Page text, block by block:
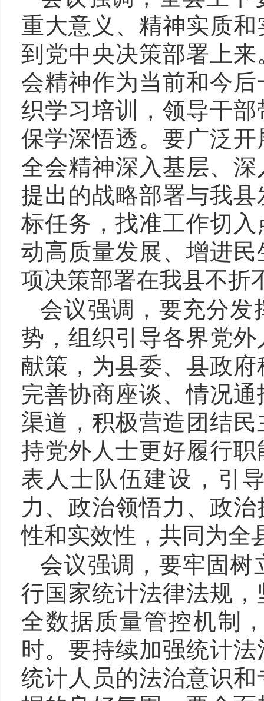
重大意义、精神实质
到党中央决策部署上
会精神作为当前和今
织学习培训，领导干
保学深悟透。要广泛
全会精神深入基层、
提出的战略部署与我
标任务，找准工作切
动高质量发展、增进
项决策部署在我县不折
会议强调，要充分发
势，组织引导各界党
献策，为县委、县政
完善协商座谈、情况
渠道，积极营造团结
持党外人士更好履行
表人士队伍建设，引
力、政治领悟力、政
性和实效性，共同为全
会议强调，要牢固树
行国家统计法律法规
全数据质量管控机制
时。要持续加强统计
统计人员的法治意识